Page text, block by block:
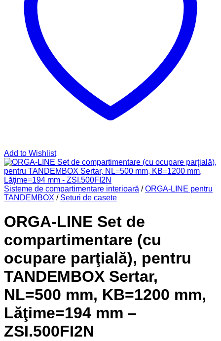
Add to Wishlist
Sisteme de compartimentare interioară / ORGA-LINE pentru
TANDEMBOX / Seturi de casete
ORGA-LINE Set de
compartimentare (cu
ocupare parţială), pentru
TANDEMBOX Sertar,
NL=500 mm, KB=1200 mm,
Lăţime=194 mm –
ZSI.500FI2N